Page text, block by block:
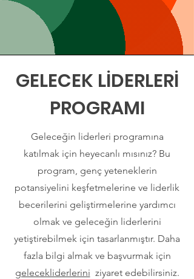
GELECEK LİDERLERİ
PROGRAMI
Geleceğin liderleri programına
katılmak için heyecanlı mısınız? Bu
program, genç yeteneklerin
potansiyelini keşfetmelerine ve liderlik
becerilerini geliştirmelerine yardımcı
olmak ve geleceğin liderlerini
yetiştirebilmek için tasarlanmıştır. Daha
fazla bilgi almak ve başvurmak için
gelecekliderlerini ziyaret edebilirsiniz.